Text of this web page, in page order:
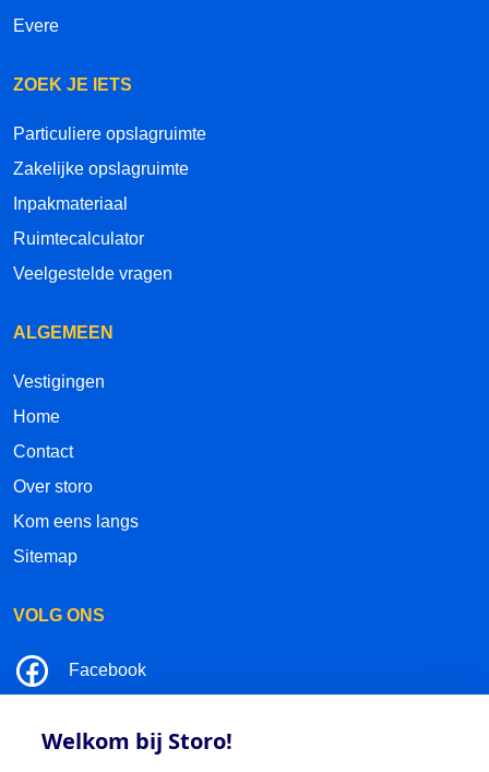
Welkom bij Storo!
Evere
ZOEK JE IETS
Particuliere opslagruimte
Zakelijke opslagruimte
Inpakmateriaal
Ruimtecalculator
Veelgestelde vragen
ALGEMEEN
Vestigingen
Home
Contact
Over storo
Kom eens langs
Sitemap
VOLG ONS
Facebook